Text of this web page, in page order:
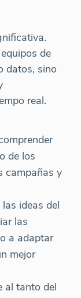
de
datos, sino
real.
de los
campañas y
ideas del
las
a adaptar
mejor
al tanto del